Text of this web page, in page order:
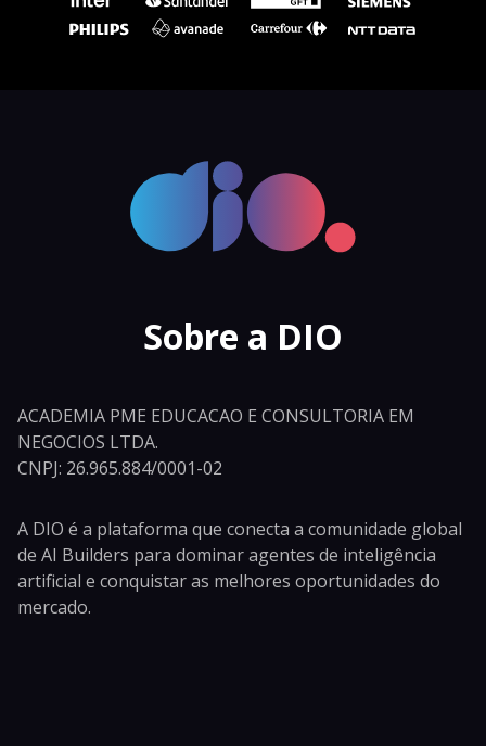
Sobre a DIO
ACADEMIA PME EDUCACAO E CONSULTORIA EM
NEGOCIOS LTDA.
CNPJ: 26.965.884/0001-02
A DIO é a plataforma que conecta a comunidade global
de AI Builders para dominar agentes de inteligência
artificial e conquistar as melhores oportunidades do
mercado.